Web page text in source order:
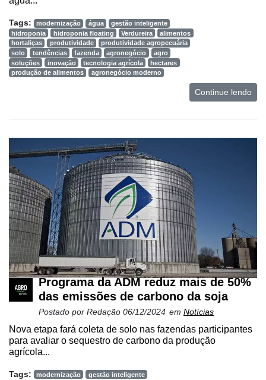
Tags: modernização água
gestão inteligente
hidroponia
hidroponia floating Verdureira
alimentos
hortaliças
produtividade
produtividade agropecuária
solo
tendências fazenda agronegócio
agro
soluções
inovação tecnologia agrícola
hectares
produção de alimentos
agronegócio moderno
Continue lendo
Programa da ADM reduz mais de 50%
das emissões de carbono da soja
Postado por Redação 06/12/2024 em Notícias
Nova etapa fará coleta de solo nas fazendas participantes
para avaliar o sequestro de carbono da produção
agrícola...
Tags: modernização
gestão inteligente